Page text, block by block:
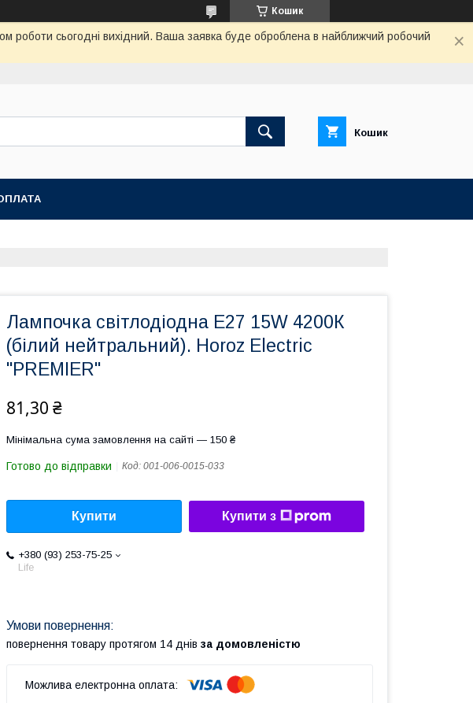
Кошик
роботи сьогодні вихідний. Ваша заявка буде оброблена в найближчий робочий
Кошик
Лампочка світлодіодна Е27 15W 4200К
(білий нейтральний). Horoz Electric
"PREMIER"
81,30 ₴
Мінімальна сума замовлення на сайті — 150 ₴
Готово до відправки Код: 001-006-0015-033
Купити Купити з
+380 (93) 253-75-25
Life
повернення товару протягом 14 днів за домовленістю